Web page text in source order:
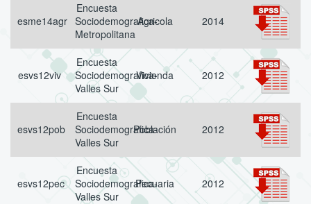
esme14agr
Encuesta
Sociodemografica-
Metropolitana
Agricola 2014
esvs12viv
Encuesta
Sociodemografica-
Valles Sur
Vivienda 2012
esvs12pob
Encuesta
Sociodemografica-
Valles Sur
Población 2012
esvs12pec
Encuesta
Sociodemografica-
Valles Sur
Pecuaria 2012